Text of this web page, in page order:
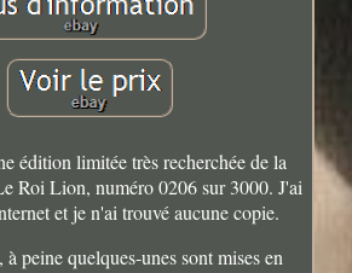
édition limitée très recherchée de la
Roi Lion, numéro 0206 sur 3000. J'ai
et je n'ai trouvé aucune copie.
à peine quelques-unes sont mises en